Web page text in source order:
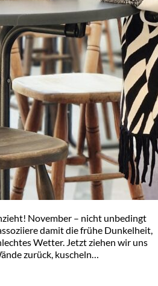
November – nicht unbedingt
damit die frühe Dunkelheit,
Wetter. Jetzt ziehen wir uns
zurück, kuscheln…